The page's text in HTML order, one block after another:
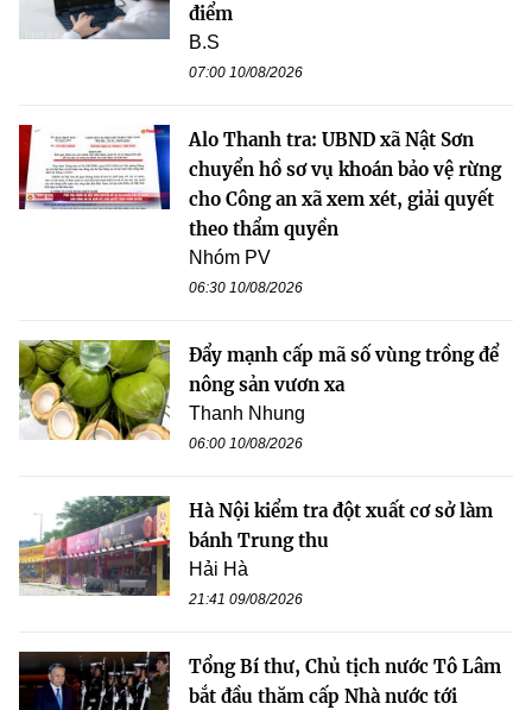
điểm
B.S
07:00 10/08/2026
Alo Thanh tra: UBND xã Nật Sơn
chuyển hồ sơ vụ khoán bảo vệ rừng
cho Công an xã xem xét, giải quyết
theo thẩm quyền
Nhóm PV
06:30 10/08/2026
Đẩy mạnh cấp mã số vùng trồng để
nông sản vươn xa
Thanh Nhung
06:00 10/08/2026
Hà Nội kiểm tra đột xuất cơ sở làm
bánh Trung thu
Hải Hà
21:41 09/08/2026
Tổng Bí thư, Chủ tịch nước Tô Lâm
bắt đầu thăm cấp Nhà nước tới